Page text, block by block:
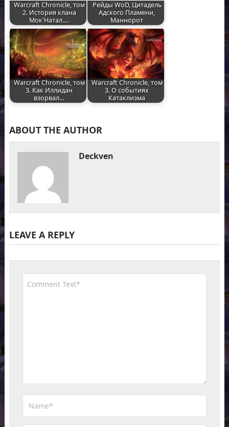
Warcraft Chronicle, том
2. История клана
Мок'Натал.…
Рейды WoD, Цитадель
Адского Пламени,
Маннорот
Warcraft Chronicle, том
3. Как Иллидан
взорвал…
Warcraft Chronicle, том
3. О событиях
Катаклизма
ABOUT THE AUTHOR
Deckven
LEAVE A REPLY